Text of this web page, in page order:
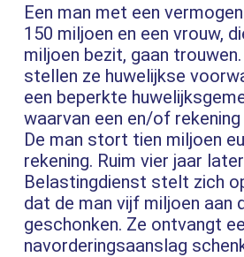
Een man met een
150 miljoen en een vrouw,
miljoen bezit, gaan
stellen ze huwelijkse
een beperkte
waarvan een en/of
De man stort tien miljoen
rekening. Ruim vier jaar
Belastingdienst stelt zich
dat de man vijf miljoen aan
geschonken. Ze ontvangt
navorderingsaanslag